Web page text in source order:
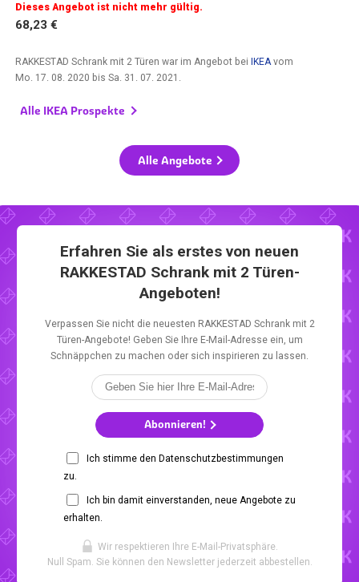
Dieses Angebot ist nicht mehr gültig.
68,23 €
RAKKESTAD Schrank mit 2 Türen war im Angebot beiIKEA vom
Mo. 17. 08. 2020 bisSa. 31. 07. 2021
Alle IKEA Prospekte
Alle Angebote
Erfahren Sie als erstes von neuen
RAKKESTAD Schrank mit 2 Türen-
Angeboten!
Verpassen Sie nicht die neuesten RAKKESTAD Schrank mit 2
Türen-Angebote! Geben Sie Ihre E-Mail-Adresse ein, um
Schnäppchen zu machen oder sich inspirieren zu lassen.
Abonnieren!
Ich stimme den Datenschutzbestimmungen
zu.
Ich bin damit einverstanden, neue Angebote zu
erhalten.
Wir respektieren Ihre E-Mail-Privatsphäre.
Null Spam. Sie können den Newsletter jederzeit abbestellen.